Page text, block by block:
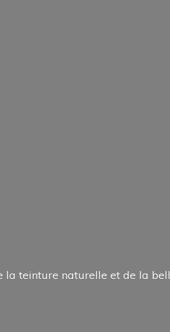
la teinture naturelle et de la